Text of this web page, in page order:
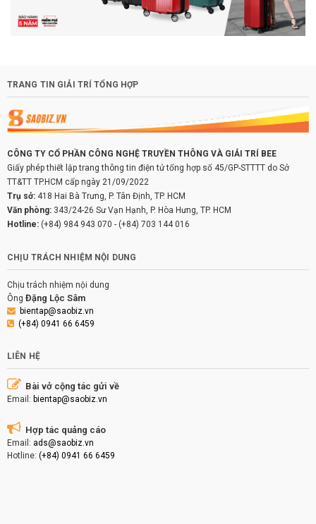
TRANG TIN GIẢI TRÍ TỔNG HỢP
CÔNG TY CỔ PHẦN CÔNG NGHỆ TRUYỀN THÔNG VÀ GIẢI TRÍ BEE
Giấy phép thiết lập trang thông tin điện tử tổng hợp số 45/GP-STTTT do Sở
TT&TT TP.HCM cấp ngày 21/09/2022
Trụ sở: 418 Hai Bà Trưng, P. Tân Định, TP. HCM
Văn phòng: 343/24-26 Sư Vạn Hạnh, P. Hòa Hưng, TP. HCM
Hotline: (+84) 984 943 070 - (+84) 703 144 016
CHỊU TRÁCH NHIỆM NỘI DUNG
Chịu trách nhiệm nội dung
Ông Đặng Lộc Sâm
bientap@saobiz.vn
(+84) 0941 66 6459
LIÊN HỆ
Bài vở cộng tác gửi về
Email: bientap@saobiz.vn
Hợp tác quảng cáo
Email: ads@saobiz.vn
Hotline: (+84) 0941 66 6459